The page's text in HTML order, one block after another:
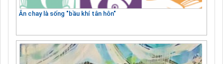
Ăn chay là sống "bầu khí tân hôn"